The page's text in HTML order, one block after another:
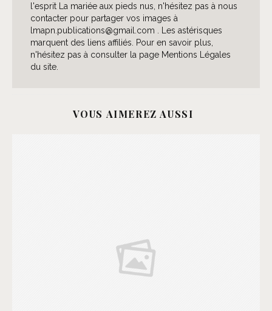
l'esprit La mariée aux pieds nus, n'hésitez pas à nous
contacter pour partager vos images à
lmapn.publications@gmail.com . Les astérisques
marquent des liens affiliés. Pour en savoir plus,
n'hésitez pas à consulter la page Mentions Légales
du site.
VOUS AIMEREZ AUSSI